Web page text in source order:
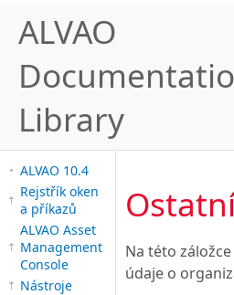
ALVAO
Library
ALVAO 10.4
Rejstřík oken
a příkazů
ALVAO Asset
Management
Console
Nástroje
Na této
údaje o